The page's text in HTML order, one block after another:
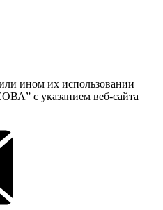
ином их использовании
с указанием веб-сайта